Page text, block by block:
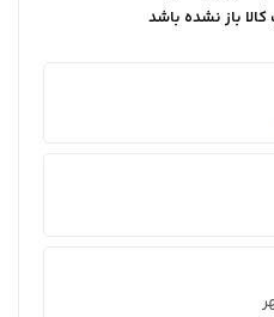
باز نشده باشد